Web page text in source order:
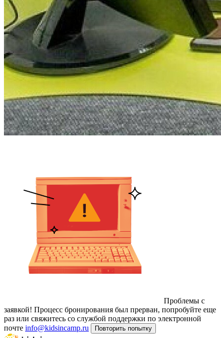
Проблемы с
заявкой! Процесс бронирования был прерван, попробуйте еще
раз или свяжитесь со службой поддержки по электронной
почте info@kidsincamp.ru Повторить попытку